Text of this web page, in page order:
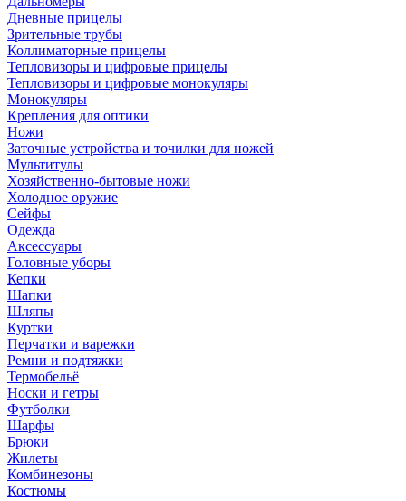
Дневные прицелы
Зрительные трубы
Коллиматорные прицелы
Тепловизоры и цифровые прицелы
Тепловизоры и цифровые монокуляры
Монокуляры
Крепления для оптики
Ножи
Заточные устройства и точилки для ножей
Мультитулы
Хозяйственно-бытовые ножи
Холодное оружие
Сейфы
Одежда
Аксессуары
Головные уборы
Кепки
Шапки
Шляпы
Куртки
Перчатки и варежки
Ремни и подтяжки
Термобельё
Носки и гетры
Футболки
Шарфы
Брюки
Жилеты
Комбинезоны
Костюмы